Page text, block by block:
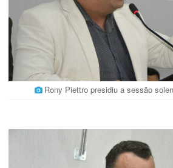
Rony Piettro presidiu a sessão